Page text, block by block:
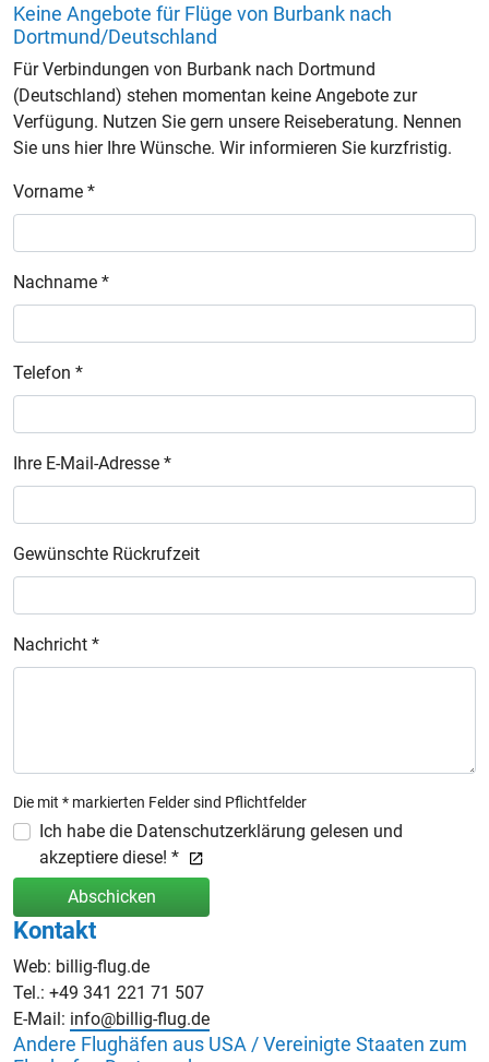
Keine Angebote für Flüge von Burbank nach
Dortmund/Deutschland
Für Verbindungen von Burbank nach Dortmund
(Deutschland) stehen momentan keine Angebote zur
Verfügung. Nutzen Sie gern unsere Reiseberatung. Nennen
Sie uns hier Ihre Wünsche. Wir informieren Sie kurzfristig.
Vorname *
Nachname *
Telefon *
Ihre E-Mail-Adresse *
Gewünschte Rückrufzeit
Nachricht *
Die mit * markierten Felder sind Pflichtfelder
Ich habe die Datenschutzerklärung gelesen und
akzeptiere diese! *
Abschicken
Kontakt
Web: billig-flug.de
Tel.: +49 341 221 71 507
E-Mail: info@billig-flug.de
Andere Flughäfen aus USA / Vereinigte Staaten zum